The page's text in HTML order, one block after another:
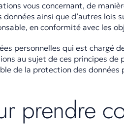
vous concernant, de
ainsi que d’autres
en conformité avec les
personnelles qui est
au sujet de ces principes
de la protection des
prendre